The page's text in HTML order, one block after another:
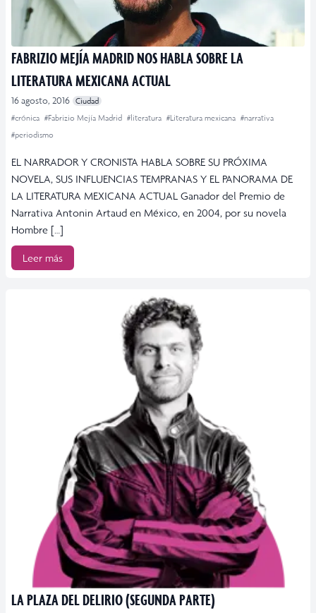
FABRIZIO MEJÍA MADRID NOS HABLA SOBRE LA
LITERATURA MEXICANA ACTUAL
16 agosto, 2016 Ciudad
#crónica #Fabrizio Mejía Madrid #literatura #Literatura mexicana #narrativa
#periodismo
EL NARRADOR Y CRONISTA HABLA SOBRE SU PRÓXIMA
NOVELA, SUS INFLUENCIAS TEMPRANAS Y EL PANORAMA DE
LA LITERATURA MEXICANA ACTUAL Ganador del Premio de
Narrativa Antonin Artaud en México, en 2004, por su novela
Hombre […]
Leer más
LA PLAZA DEL DELIRIO (SEGUNDA PARTE)